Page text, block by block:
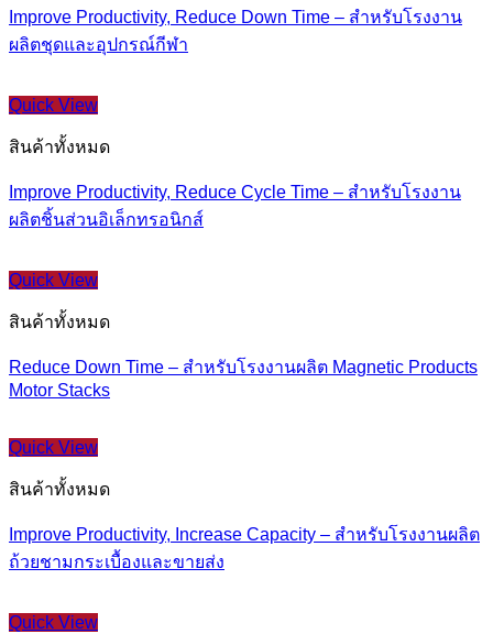
Improve Productivity, Reduce Down Time – สำหรับโรงงาน
ผลิตชุดและอุปกรณ์กีฬา
Quick View
สินค้าทั้งหมด
Improve Productivity, Reduce Cycle Time – สำหรับโรงงาน
ผลิตชิ้นส่วนอิเล็กทรอนิกส์
Quick View
สินค้าทั้งหมด
Reduce Down Time – สำหรับโรงงานผลิต Magnetic Products
Motor Stacks
Quick View
สินค้าทั้งหมด
Improve Productivity, Increase Capacity – สำหรับโรงงานผลิต
ถ้วยชามกระเบื้องและขายส่ง
Quick View